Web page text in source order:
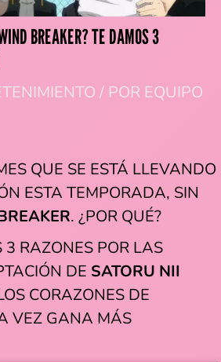
BREAKER? TE DAMOS 3
/ POR EQUIPO
QUE SE ESTÁ LLEVANDO
ESTA TEMPORADA, SIN
. ¿POR QUÉ?
RAZONES POR LAS
DE SATORU NII
CORAZONES DE
VEZ GANA MÁS